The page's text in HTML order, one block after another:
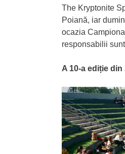
The Kryptonite
Poiană, iar
ocazia
responsabilii
A 10-a ediție din